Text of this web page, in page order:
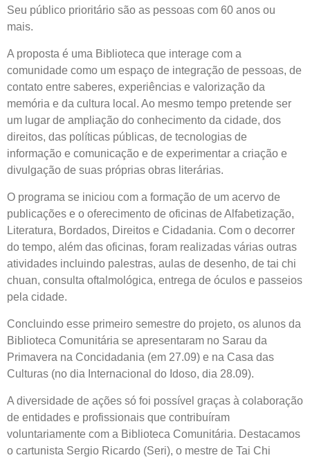
Seu público prioritário são as pessoas com 60 anos ou
mais.
A proposta é uma Biblioteca que interage com a
comunidade como um espaço de integração de pessoas, de
contato entre saberes, experiências e valorização da
memória e da cultura local. Ao mesmo tempo pretende ser
um lugar de ampliação do conhecimento da cidade, dos
direitos, das políticas públicas, de tecnologias de
informação e comunicação e de experimentar a criação e
divulgação de suas próprias obras literárias.
O programa se iniciou com a formação de um acervo de
publicações e o oferecimento de oficinas de Alfabetização,
Literatura, Bordados, Direitos e Cidadania. Com o decorrer
do tempo, além das oficinas, foram realizadas várias outras
atividades incluindo palestras, aulas de desenho, de tai chi
chuan, consulta oftalmológica, entrega de óculos e passeios
pela cidade.
Concluindo esse primeiro semestre do projeto, os alunos da
Biblioteca Comunitária se apresentaram no Sarau da
Primavera na Concidadania (em 27.09) e na Casa das
Culturas (no dia Internacional do Idoso, dia 28.09).
A diversidade de ações só foi possível graças à colaboração
de entidades e profissionais que contribuíram
voluntariamente com a Biblioteca Comunitária. Destacamos
o cartunista Sergio Ricardo (Seri), o mestre de Tai Chi